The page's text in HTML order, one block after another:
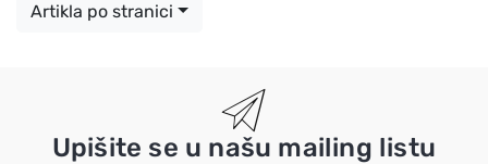
Artikla po stranici
Upišite se u našu mailing listu